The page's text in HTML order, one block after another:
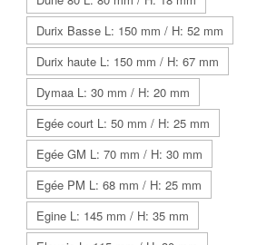
Durix Basse L: 150 mm / H: 52 mm
Durix haute L: 150 mm / H: 67 mm
Dymaa L: 30 mm / H: 20 mm
Egée court L: 50 mm / H: 25 mm
Egée GM L: 70 mm / H: 30 mm
Egée PM L: 68 mm / H: 25 mm
Egine L: 145 mm / H: 35 mm